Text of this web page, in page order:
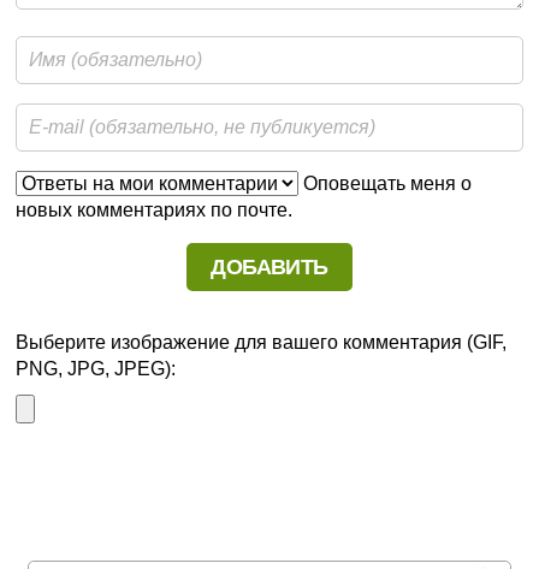
Оповещать меня о
новых комментариях по почте.
Выберите изображение для вашего комментария (GIF,
PNG, JPG, JPEG):